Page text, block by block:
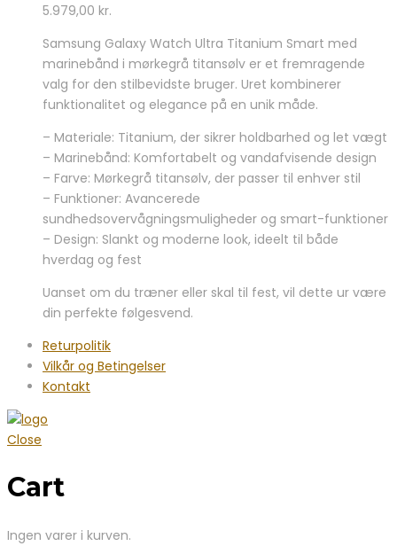
5.979,00 kr.
Samsung Galaxy Watch Ultra Titanium Smart med
marinebånd i mørkegrå titansølv er et fremragende
valg for den stilbevidste bruger. Uret kombinerer
funktionalitet og elegance på en unik måde.
– Materiale: Titanium, der sikrer holdbarhed og let vægt
– Marinebånd: Komfortabelt og vandafvisende design
– Farve: Mørkegrå titansølv, der passer til enhver stil
– Funktioner: Avancerede
sundhedsovervågningsmuligheder og smart-funktioner
– Design: Slankt og moderne look, ideelt til både
hverdag og fest
Uanset om du træner eller skal til fest, vil dette ur være
din perfekte følgesvend.
Returpolitik
Vilkår og Betingelser
Kontakt
Close
Cart
Ingen varer i kurven.